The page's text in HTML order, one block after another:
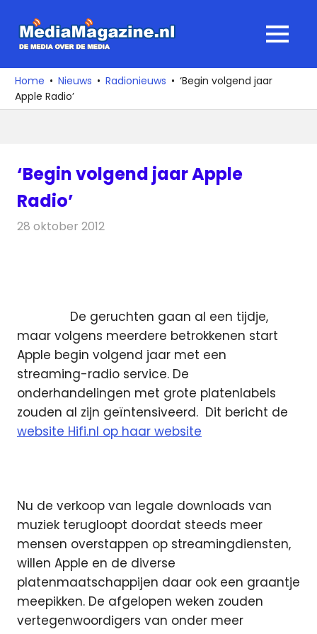
naar
media
over
de
MENU
Home Nieuws Radionieuws
‘Begin volgend jaar
Apple Radio’
‘Begin volgend jaar Apple
Radio’
28 oktober 2012
De geruchten gaan al een tijdje,
maar volgens meerdere betrokkenen start
Apple begin volgend jaar met een
streaming-radio service. De
onderhandelingen met grote platenlabels
zouden al zijn geïntensiveerd. Dit bericht de
website Hifi.nl op haar website
Nu de verkoop van legale downloads van
muziek terugloopt doordat steeds meer
mensen overstappen op streamingdiensten,
willen Apple en de diverse
platenmaatschappijen daar ook een graantje
meepikken. De afgelopen weken zouden
vertegenwoordigers van onder meer